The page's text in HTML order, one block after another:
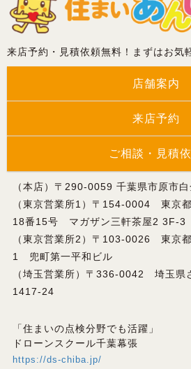
来店予約・見積依頼無料！まずはお気
店舗案内
来店予約
ご相談・見積
（本店）〒290-0059 千葉県市原市
（東京営業所1）〒154-0004 東京
18番15号 マガザン三軒茶屋2 3F-3
（東京営業所2）〒103-0026 東京
1 兜町第一平和ビル
（埼玉営業所）〒336-0042 埼玉県
1417-24
「住まいの点検分野でも活躍」
ドローンスクール千葉幕張
https://ds-chiba.jp/